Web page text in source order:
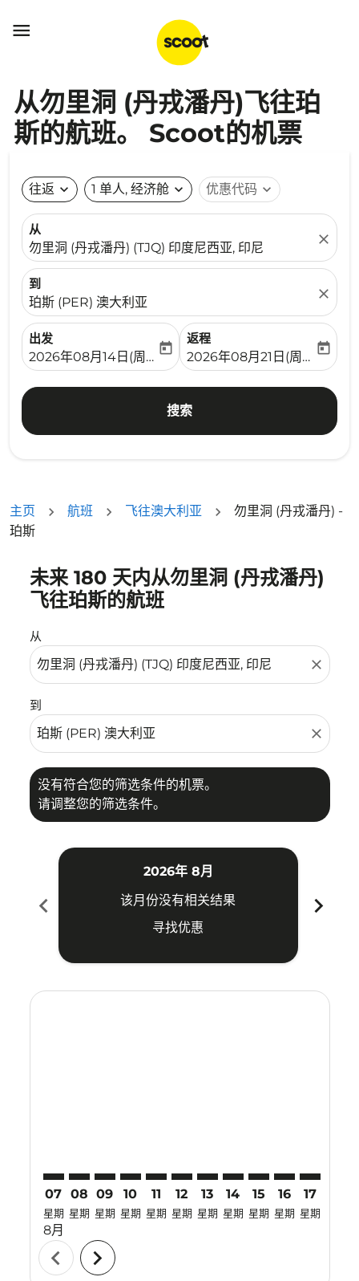

从勿里洞 (丹戎潘丹)飞往珀
斯的航班。 Scoot的机票
往返 expand_more 1 单人, 经济舱 expand_more 优惠代码 expand_more
从
勿里洞 (丹戎潘丹) (TJQ) 印度尼西亚, 印尼
close
到
珀斯 (PER) 澳大利亚
close
出发
fc-booking-departure-date-aria-label
2026年08月14日(周五)
today
返程
fc-booking-return-date-
2026年08月21日(周五)
today
搜索
主页 航班 飞往澳大利亚
勿里洞 (丹戎潘丹) -
珀斯
未来 180 天内从勿里洞 (丹戎潘丹)
飞往珀斯的航班
从
close
到
close
没有符合您的筛选条件的机票。
请调整您的筛选条件。
没有符合您的筛选条件的机票。请调整您的筛选条件。
chevron_left
2026年 8月
该月份没有相关结果
寻找优惠
chevron_right
07
星期
8月
08
星期
09
星期
10
星期
11
星期
12
星期
13
星期
14
星期
15
星期
16
星期
17
星期
chevron_left chevron_right